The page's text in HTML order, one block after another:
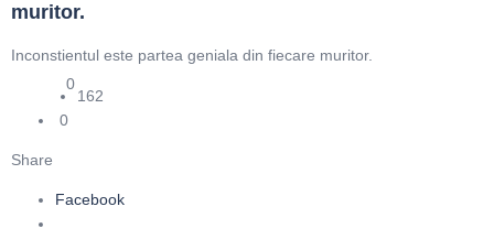
muritor.
Inconstientul este partea geniala din fiecare muritor.
0
162
0
Share
Facebook